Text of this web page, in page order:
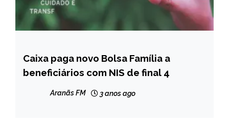
BRASIL
NOTÍCIAS
Caixa paga novo Bolsa Família a
beneficiários com NIS de final 4
Aranãs FM 3 anos ago